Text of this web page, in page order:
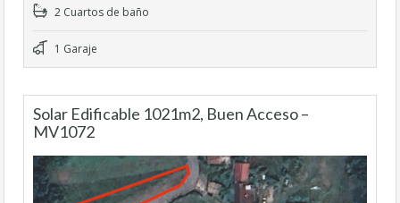
2 Cuartos de baño
1 Garaje
Solar Edificable 1021m2, Buen Acceso –
MV1072